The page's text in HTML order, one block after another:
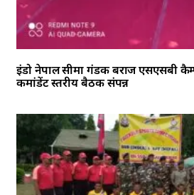
इंडो नेपाल सीमा गंडक बराज एसएसबी
कमांडेंट स्तरीय बैठक संपन्न